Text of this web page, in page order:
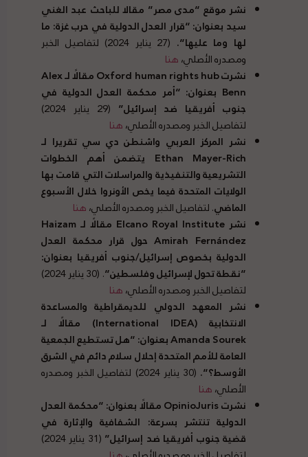
نشر موقع “مدى مصر” مقالا للباحث عبد الغني
سيد بعنوان: “قرار العدل الدولية في حرب غزة: ما
لها وما عليها“.
(27 يناير 2024) لتفاصيل الخبر
ومصدره الأصلي،هنا
نشرت Oxford human rights hub مقالًا لـ
Alex
Benn بعنوان
: “أمر محكمة العدل الدولية في
جنوب أفريقيا ضد إسرائيل”
(29 يناير 2024)
لتفاصيل الخبر ومصدره الأصلي،هنا
نشر المركز العربي واشنطن دي سي تقريرا لـ
Ethan Mayer-Rich يتضمن أهم الخطوات
التشريعية والتنفيذية والمراسلات التي قامت بها
الولايات المتحدة فيما يخص الأونروا خلال الأسبوع
الماضي. لتفاصيل الخبر ومصدره الأصلي،هنا
نشر Elcano Royal Institute مقالًا لـ Haizam
Amirah Fernández حول قرار محكمة العدل
الدولية بخصوص إسرائيل/جنوب أفريقيا بعنوان:
“نقطة تحول لإسرائيل وفلسطين“
. (30 يناير 2024)
لتفاصيل الخبر ومصدره الأصلي،هنا
نشر المعهد الدولي للديمقراطية والمساعدة
الانتخابية (
International IDEA
) مقالًا لـ
Amanda Sourek بعنوان
: “هل تستطيع الجمعية
العامة للأمم المتحدة إحلال سلام دائم في الشرق
الأوسط؟“.
(30 يناير 2024) لتفاصيل الخبر ومصدره
الأصلي،هنا
نشرت OpinioJuris مقالًا بعنوان
: “محكمة العدل
الدولية تنتشر بسرعة: الشفافية والإثارة في
قضية جنوب أفريقيا ضد إسرائيل”
(31 يناير 2024)